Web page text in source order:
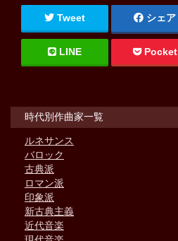
Tweet シェア
LINE Pocket
時代別作曲家一覧
ルネサンス
バロック
古典派
ロマン派
印象派
新古典主義
近代音楽